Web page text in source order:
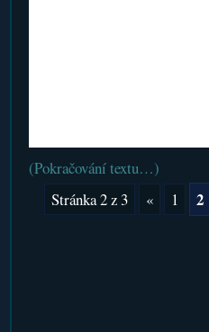
(Pokračování textu…)
Stránka 2 z 3
« 1 2